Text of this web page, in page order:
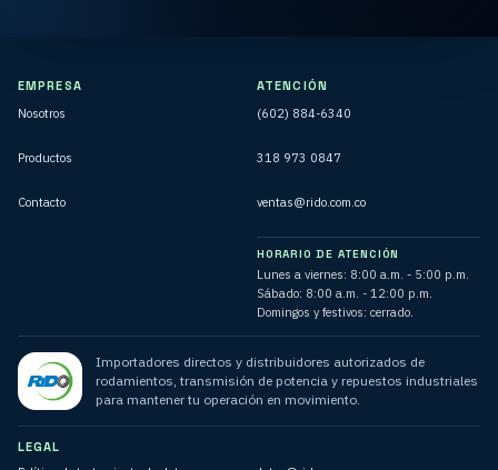
Importadores directos y distribuidores autorizados de
rodamientos, transmisión de potencia y repuestos industriales
para mantener tu operación en movimiento.
EMPRESA
Nosotros
Productos
Contacto
ATENCIÓN
(602) 884-6340
318 973 0847
ventas@rido.com.co
HORARIO DE ATENCIÓN
Lunes a viernes: 8:00 a.m. - 5:00 p.m.
Sábado: 8:00 a.m. - 12:00 p.m.
Domingos y festivos: cerrado.
LEGAL